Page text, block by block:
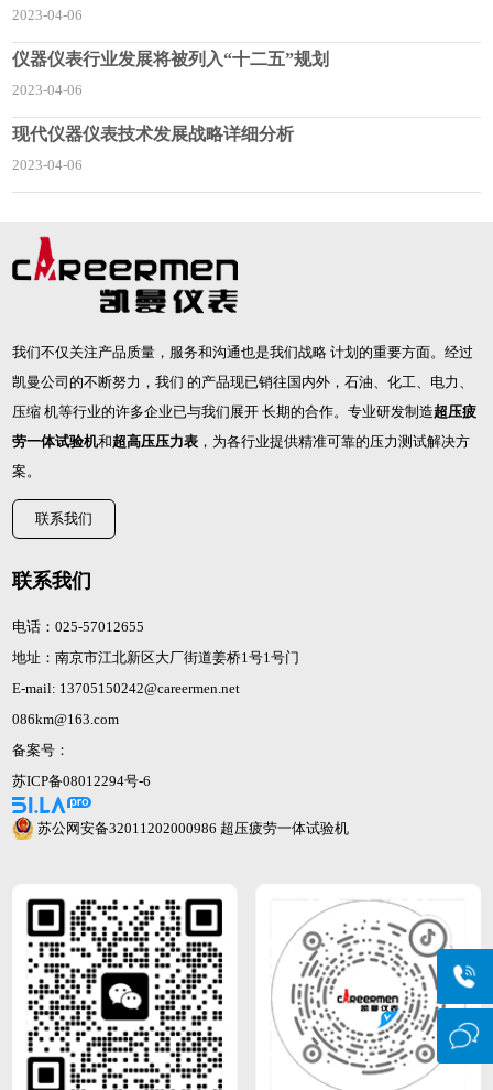
2023-04-06
仪器仪表行业发展将被列入“十二五”规划
2023-04-06
现代仪器仪表技术发展战略详细分析
2023-04-06
我们不仅关注产品质量，服务和沟通也是我们战略 计划的重要方面。经过
凯曼公司的不断努力，我们 的产品现已销往国内外，石油、化工、电力、
压缩 机等行业的许多企业已与我们展开 长期的合作。专业研发制造超压疲
劳一体试验机和超高压压力表 ，为各行业提供精准可靠的压力测试解决方
案。
联系我们
联系我们
电话：025-57012655
地址：南京市江北新区大厂街道姜桥1号1号门
E-mail: 13705150242@careermen.net
086km@163.com
备案号：
苏ICP备08012294号-6
苏公网安备32011202000986 超压疲劳一体试验机